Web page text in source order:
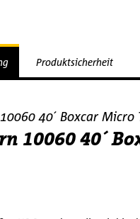
Produktsicherheit
40´ Boxcar
10060 40´